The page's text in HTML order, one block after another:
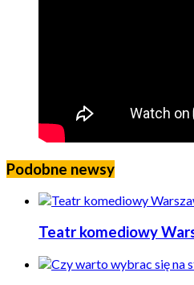
Podobne newsy
Teatr komediowy